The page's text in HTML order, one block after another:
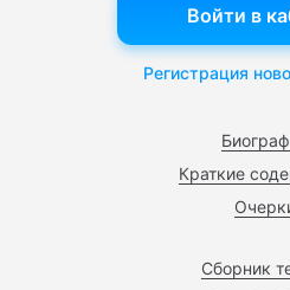
Краткие
Сборник
Войти в
Регистрация